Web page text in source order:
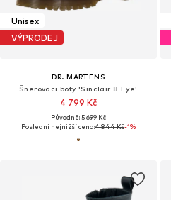
Unisex
VÝPRODEJ
DR. MARTENS
Šněrovací boty 'Sinclair 8 Eye'
4 799 Kč
Původně: 5 699 Kč
Poslední nejnižší cena:4 844 Kč-1%